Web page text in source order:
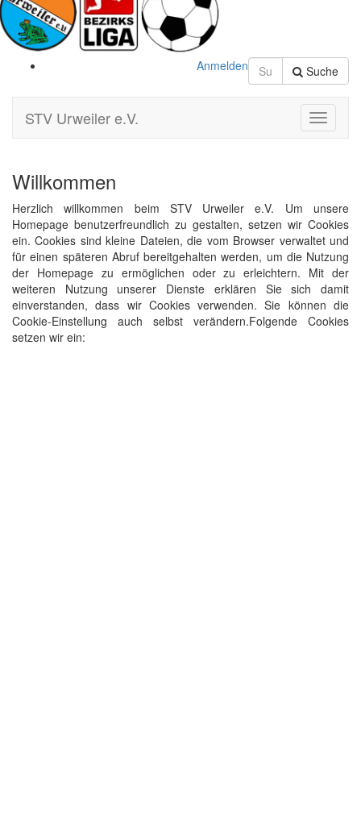
Suche
Anmelden
Toggle
STV Urweiler e.V.
Willkommen
Herzlich willkommen beim STV Urweiler e.V. Um unsere
Homepage benutzerfreundlich zu gestalten, setzen wir Cookies
ein. Cookies sind kleine Dateien, die vom Browser verwaltet und
für einen späteren Abruf bereitgehalten werden, um die Nutzung
der Homepage zu ermöglichen oder zu erleichtern. Mit der
weiteren Nutzung unserer Dienste erklären Sie sich damit
einverstanden, dass wir Cookies verwenden. Sie können die
Cookie-Einstellung auch selbst verändern.Folgende Cookies
setzen wir ein: